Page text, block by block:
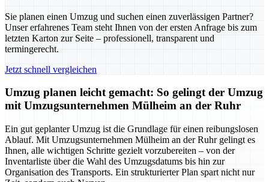
Sie planen einen Umzug und suchen einen zuverlässigen Partner?
Unser erfahrenes Team steht Ihnen von der ersten Anfrage bis zum
letzten Karton zur Seite – professionell, transparent und
termingerecht.
Jetzt schnell vergleichen
Umzug planen leicht gemacht: So gelingt der Umzug
mit Umzugsunternehmen Mülheim an der Ruhr
Ein gut geplanter Umzug ist die Grundlage für einen reibungslosen
Ablauf. Mit Umzugsunternehmen Mülheim an der Ruhr gelingt es
Ihnen, alle wichtigen Schritte gezielt vorzubereiten – von der
Inventarliste über die Wahl des Umzugsdatums bis hin zur
Organisation des Transports. Ein strukturierter Plan spart nicht nur